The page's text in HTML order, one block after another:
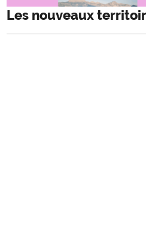
Les nouveaux